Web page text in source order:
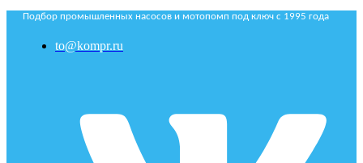
Подбор промышленных насосов и мотопомп под ключ с 1995 года
to@kompr.ru